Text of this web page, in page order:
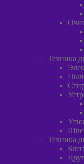
Техника
Техника